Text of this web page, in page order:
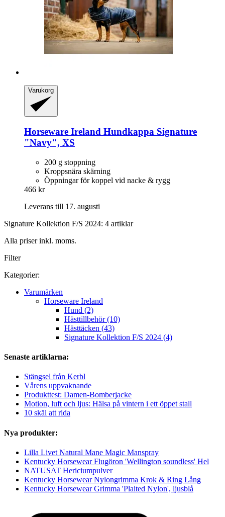
Varukorg
Horseware Ireland Hundkappa Signature
"Navy", XS
200 g stoppning
Kroppsnära skärning
Öppningar för koppel vid nacke & rygg
466 kr
Leverans till 17. augusti
Signature Kollektion F/S 2024: 4 artiklar
Alla priser inkl. moms.
Filter
Kategorier:
Varumärken
Horseware Ireland
Hund (2)
Hästtillbehör (10)
Hästtäcken (43)
Signature Kollektion F/S 2024 (4)
Senaste artiklarna:
Stängsel från Kerbl
Vårens uppvaknande
Produkttest: Damen-Bomberjacke
Motion, luft och ljus: Hälsa på vintern i ett öppet stall
10 skäl att rida
Nya produkter:
Lilla Livet Natural Mane Magic Manspray
Kentucky Horsewear Flugöron 'Wellington soundless' Hel
NATUSAT Hericiumpulver
Kentucky Horsewear Nylongrimma Krok & Ring Lång
Kentucky Horsewear Grimma 'Plaited Nylon', ljusblå